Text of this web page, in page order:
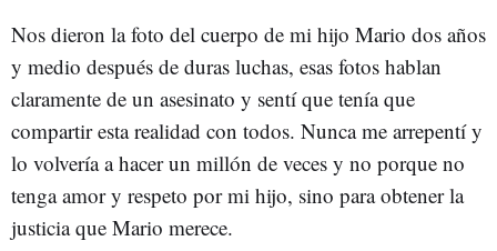
Nos dieron la foto del cuerpo de mi hijo Mario dos años
y medio después de duras luchas, esas fotos hablan
claramente de un asesinato y sentí que tenía que
compartir esta realidad con todos. Nunca me arrepentí y
lo volvería a hacer un millón de veces y no porque no
tenga amor y respeto por mi hijo, sino para obtener la
justicia que Mario merece.